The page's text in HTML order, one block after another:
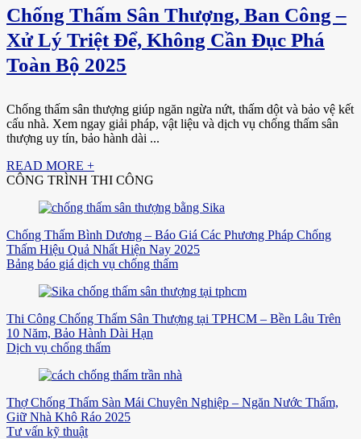
Chống Thấm Sân Thượng, Ban Công –
Xử Lý Triệt Để, Không Cần Đục Phá
Toàn Bộ 2025
Chống thấm sân thượng giúp ngăn ngừa nứt, thấm dột và bảo vệ kết
cấu nhà. Xem ngay giải pháp, vật liệu và dịch vụ chống thấm sân
thượng uy tín, bảo hành dài ...
READ MORE +
CÔNG TRÌNH THI CÔNG
Chống Thấm Bình Dương – Báo Giá Các Phương Pháp Chống
Thấm Hiệu Quả Nhất Hiện Nay 2025
Bảng báo giá dịch vụ chống thấm
Thi Công Chống Thấm Sân Thượng tại TPHCM – Bền Lâu Trên
10 Năm, Bảo Hành Dài Hạn
Dịch vụ chống thấm
Thợ Chống Thấm Sàn Mái Chuyên Nghiệp – Ngăn Nước Thấm,
Giữ Nhà Khô Ráo 2025
Tư vấn kỹ thuật